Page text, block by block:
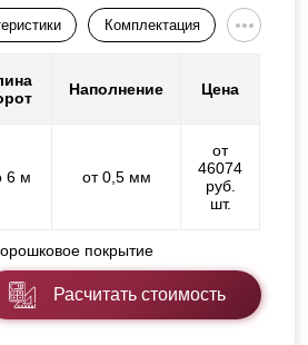
Комплектация
Наполнение Цена
6 м от 0,5 мм
от
46074
руб.
шт.
покрытие
Расчитать стоимость